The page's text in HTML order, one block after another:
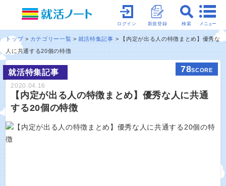
メニュー
検索
新規登録
ログイン
トップ カテゴリー一覧 就活特集記事
【内定が出る人の特徴まとめ】優秀な
人に共通する20個の特徴
就活特集記事 78SCORE
2020.04.16
【内定が出る人の特徴まとめ】優秀な人に共通
する20個の特徴